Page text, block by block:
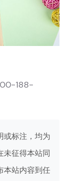
188-
或标注，均为
未征得本站同
本站内容到任